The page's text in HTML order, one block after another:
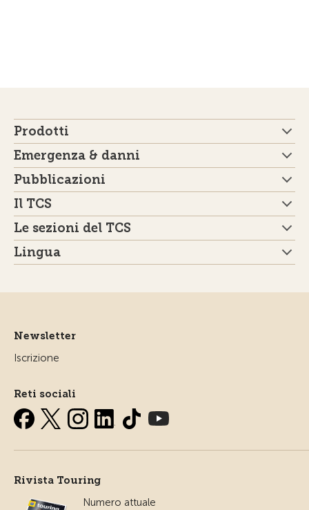
Prodotti
Emergenza & danni
Pubblicazioni
Il TCS
Le sezioni del TCS
Lingua
Newsletter
Iscrizione
Reti sociali
Rivista Touring
Numero attuale